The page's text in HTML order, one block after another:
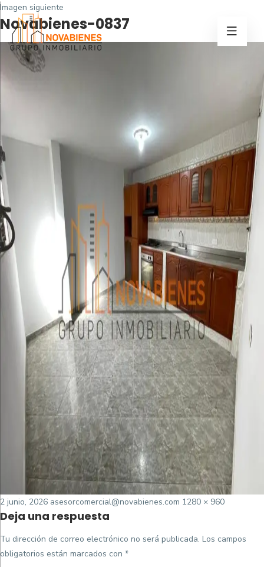
Imagen siguiente
Novabienes-0837
Posted
on
2 junio, 2026 asesorcomercial@novabienes.com Tamaño
1280 × 960
Deja una respuesta
Tu dirección de correo electrónico no será publicada. Los campos
obligatorios están marcados con *